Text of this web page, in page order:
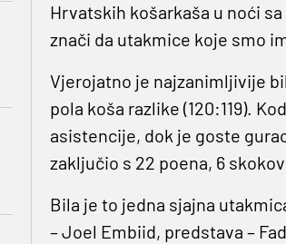
Hrvatskih košarkaša u noći
znači da utakmice koje smo
Vjerojatno je najzanimljivije
pola koša razlike (120:119).
asistencije, dok je goste
zaključio s 22 poena, 6
Bila je to jedna sjajna
– Joel Embiid, predstava –